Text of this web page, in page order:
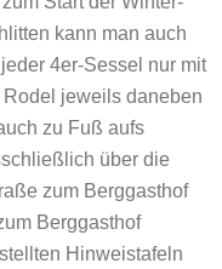
kann man auch
4er-Sessel nur mit
jeweils daneben
zu Fuß aufs
über die
zum Berggasthof
Berggasthof
Hinweistafeln